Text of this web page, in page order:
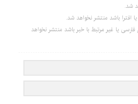
شد.
افترا باشد منتشر نخواهد شد.
فارسی یا غیر مرتبط با خبر باشد منتشر نخواهد